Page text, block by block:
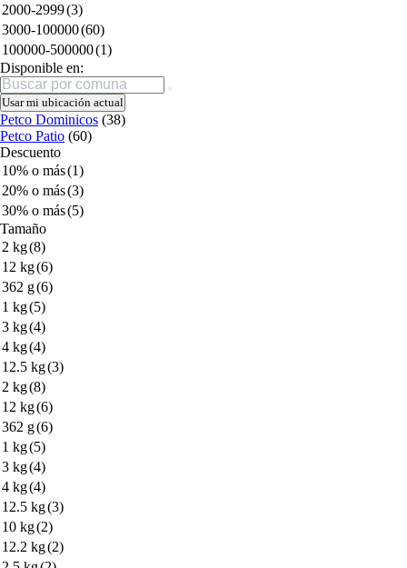
2000-2999(3)
3000-100000(60)
100000-500000(1)
Disponible en:
Buscar
Usar mi ubicación actual
Petco Dominicos (38)
Petco Patio (60)
Descuento
10% o más(1)
20% o más(3)
30% o más(5)
Tamaño
2 kg(8)
12 kg(6)
362 g(6)
1 kg(5)
3 kg(4)
4 kg(4)
12.5 kg(3)
2 kg(8)
12 kg(6)
362 g(6)
1 kg(5)
3 kg(4)
4 kg(4)
12.5 kg(3)
10 kg(2)
12.2 kg(2)